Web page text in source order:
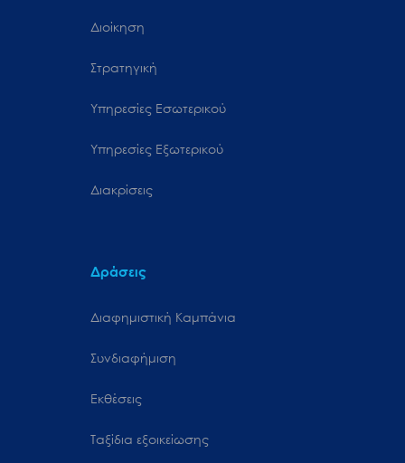
Διοίκηση
Στρατηγική
Υπηρεσίες Εσωτερικού
Υπηρεσίες Εξωτερικού
Διακρίσεις
Δράσεις
Διαφημιστική Καμπάνια
Συνδιαφήμιση
Εκθέσεις
Ταξίδια εξοικείωσης